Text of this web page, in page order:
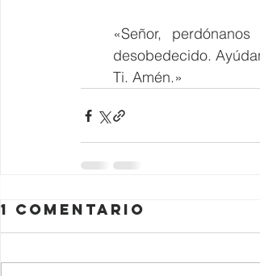
«Señor,
desobedecido.
Ti. Amén.»
1 comentario